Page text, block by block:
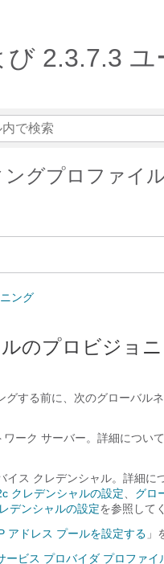
2.3.7.3 ユ
グプロファイ
ング
のプロビジョ
する前に、次のグローバル
ーク サーバー。詳細について
ス クレデンシャル。詳細に
クレデンシャルの設定
グロ
デンシャルの設定を参照して
アドレス プールを設定する 」
ービス プロバイダ プロファイ